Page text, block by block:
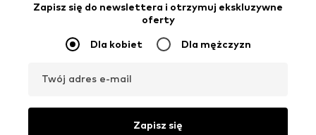
Zapisz się do newslettera i otrzymuj ekskluzywne
oferty
Dla kobiet Dla mężczyzn
Twój adres e-mail
Zapisz się